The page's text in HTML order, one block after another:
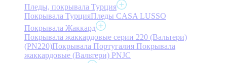
Пледы, покрывала Турция
Покрывала ТурцияПледы CASA LUSSO
Покрывала Жаккард
Покрывала жаккардовые серии 220 (Вальтери)
(PN220)Покрывала Португалия Покрывала
жаккардовые (Вальтери) PNJC